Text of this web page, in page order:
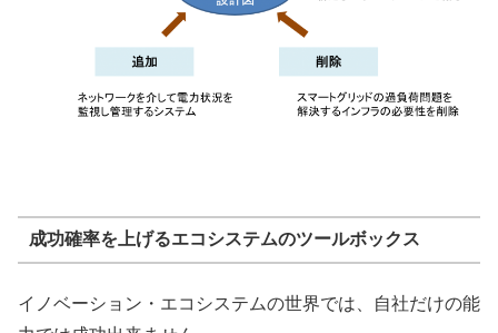
成功確率を上げるエコシステムのツールボックス
イノベーション・エコシステムの世界では、自社だけの能